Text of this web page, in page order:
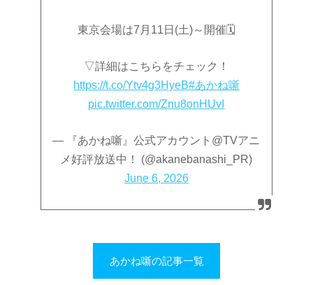
東京会場は7月11日(土)～開催🗓
▽詳細はこちらをチェック！
https://t.co/Ytv4g3HyeB#あかね噺
pic.twitter.com/Znu8onHUvI
— 『あかね噺』公式アカウント@TVアニ
メ好評放送中！ (@akanebanashi_PR)
June 6, 2026
あかね噺の記事一覧